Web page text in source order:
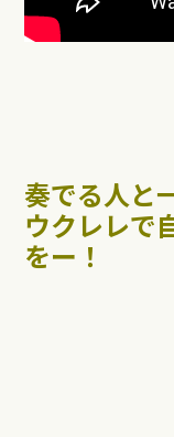
奏でる人と
ウクレレで
をー！